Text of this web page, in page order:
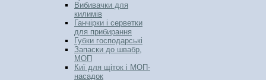
Вибивачки для
килимів
Ганчірки і серветки
для прибирання
Губки господарські
Запаски до швабр,
МОП
Киї для щіток і МОП-
насадок